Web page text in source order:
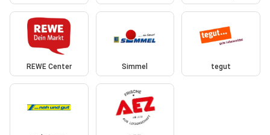
REWE Center Simmel tegut